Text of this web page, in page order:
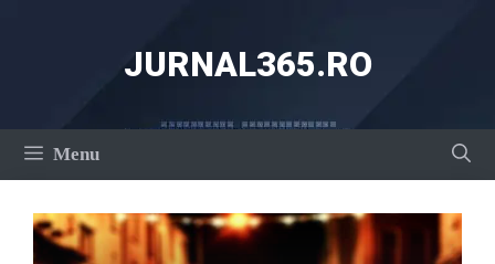
JURNAL365.RO
Menu